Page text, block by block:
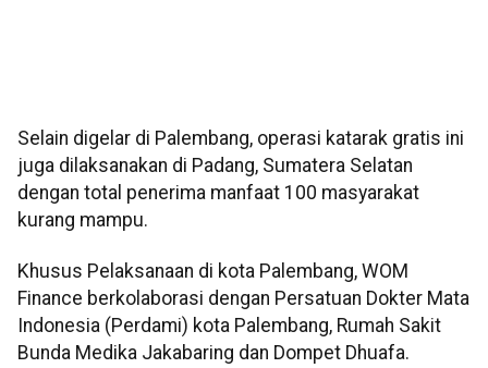
Selain digelar di Palembang, operasi katarak gratis ini
juga dilaksanakan di Padang, Sumatera Selatan
dengan total penerima manfaat 100 masyarakat
kurang mampu.
Khusus Pelaksanaan di kota Palembang, WOM
Finance berkolaborasi dengan Persatuan Dokter Mata
Indonesia (Perdami) kota Palembang, Rumah Sakit
Bunda Medika Jakabaring dan Dompet Dhuafa.